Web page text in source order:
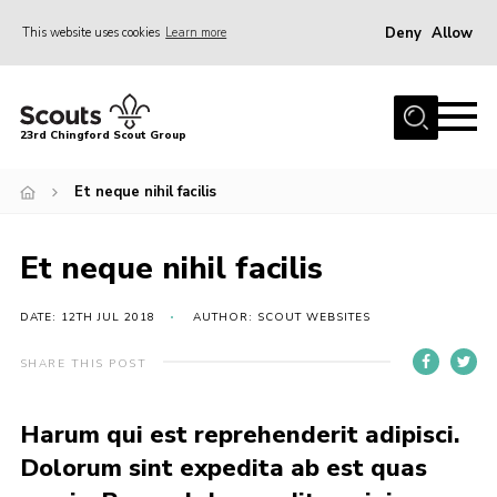
This website uses cookies Learn more Deny Allow
Home
Join
News
Events
Gallery
Contact
23rd Chingford Scout Group
Et neque nihil facilis
Et neque nihil facilis
DATE: 12TH JUL 2018 AUTHOR: SCOUT WEBSITES
SHARE THIS POST
Harum qui est reprehenderit adipisci.
Dolorum sint expedita ab est quas